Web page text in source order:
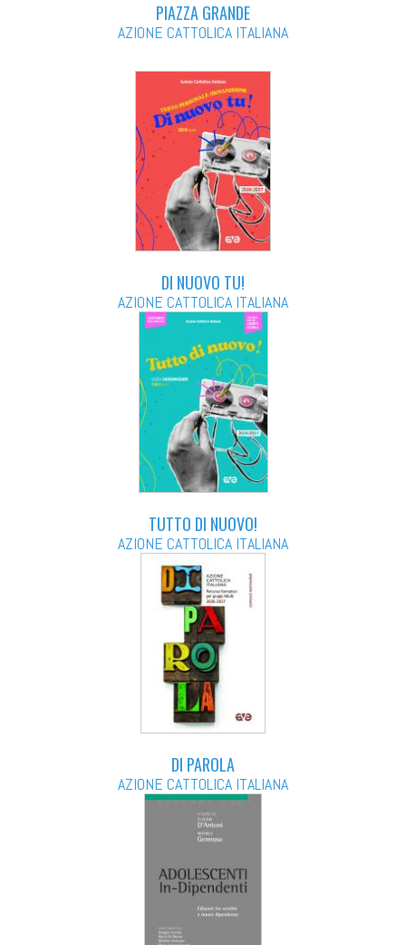
PIAZZA GRANDE
AZIONE CATTOLICA ITALIANA
DI NUOVO TU!
AZIONE CATTOLICA ITALIANA
TUTTO DI NUOVO!
AZIONE CATTOLICA ITALIANA
DI PAROLA
AZIONE CATTOLICA ITALIANA